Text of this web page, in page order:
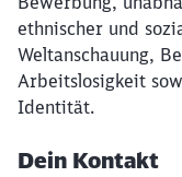
ethnischer und
Weltanschauung,
Arbeitslosigkeit
Identität.
Dein Kontakt